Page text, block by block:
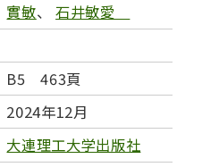
實敏、石井敏愛
B5 463頁
2024年12月
大連理工大学出版社